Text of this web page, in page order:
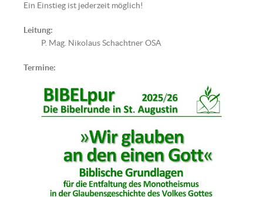
Ein Einstieg ist jederzeit möglich!
Leitung:
P. Mag. Nikolaus Schachtner OSA
Termine: